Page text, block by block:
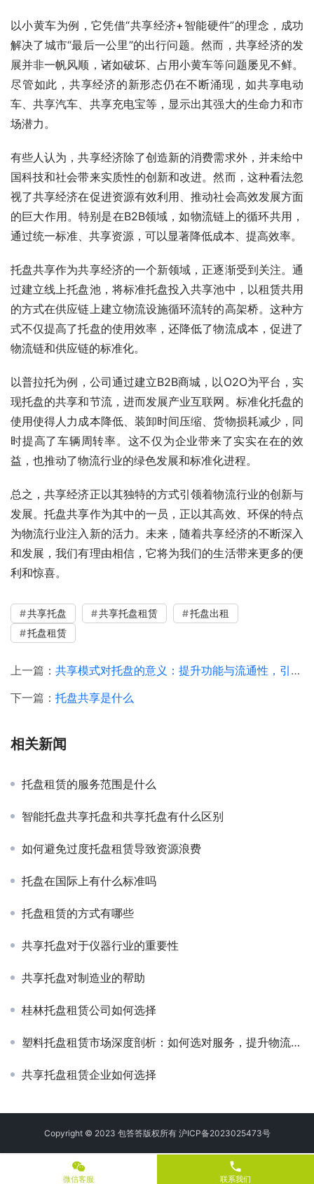
以小黄车为例，它凭借“共享经济+智能硬件”的理念，成功
解决了城市“最后一公里”的出行问题。然而，共享经济的发
展并非一帆风顺，诸如破坏、占用小黄车等问题屡见不鲜。
尽管如此，共享经济的新形态仍在不断涌现，如共享电动
车、共享汽车、共享充电宝等，显示出其强大的生命力和市
场潜力。
有些人认为，共享经济除了创造新的消费需求外，并未给中
国科技和社会带来实质性的创新和改进。然而，这种看法忽
视了共享经济在促进资源有效利用、推动社会高效发展方面
的巨大作用。特别是在B2B领域，如物流链上的循环共用，
通过统一标准、共享资源，可以显著降低成本、提高效率。
托盘共享作为共享经济的一个新领域，正逐渐受到关注。通
过建立线上托盘池，将标准托盘投入共享池中，以租赁共用
的方式在供应链上建立物流设施循环流转的高架桥。这种方
式不仅提高了托盘的使用效率，还降低了物流成本，促进了
物流链和供应链的标准化。
以普拉托为例，公司通过建立B2B商城，以O2O为平台，实
现托盘的共享和节流，进而发展产业互联网。标准化托盘的
使用使得人力成本降低、装卸时间压缩、货物损耗减少，同
时提高了车辆周转率。这不仅为企业带来了实实在在的效
益，也推动了物流行业的绿色发展和标准化进程。
总之，共享经济正以其独特的方式引领着物流行业的创新与
发展。托盘共享作为其中的一员，正以其高效、环保的特点
为物流行业注入新的活力。未来，随着共享经济的不断深入
和发展，我们有理由相信，它将为我们的生活带来更多的便
利和惊喜。
共享托盘 共享托盘租赁
托盘出租
托盘租赁
上一篇： 共享模式对托盘的意义：提升功能与流通性，引领物流新纪元
下一篇： 托盘共享是什么
相关新闻
托盘租赁的服务范围是什么
智能托盘共享托盘和共享托盘有什么区别
如何避免过度托盘租赁导致资源浪费
托盘在国际上有什么标准吗
托盘租赁的方式有哪些
共享托盘对于仪器行业的重要性
共享托盘对制造业的帮助
桂林托盘租赁公司如何选择
塑料托盘租赁市场深度剖析：如何选对服务，提升物流效率
共享托盘租赁企业如何选择
Copyright © 2023 包答答版权所有 沪ICP备2023025473号
微信客服
phone
联系我们